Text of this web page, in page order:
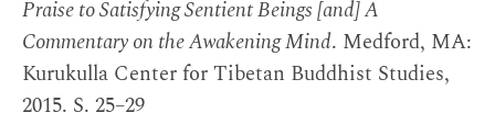
Praise to Satisfying Sentient Beings [and] A
Commentary on the Awakening Mind. Medford, MA:
Kurukulla Center for Tibetan Buddhist Studies,
2015. S. 25–29